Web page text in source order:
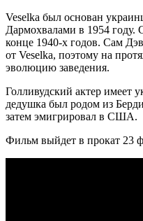
Veselka был основан
Дармохвалами в 1954
конце 1940-х годов. Сам
от Veselka, поэтому на
эволюцию заведения.
Голливудский актер имеет
дедушка был родом из
затем эмигрировал в США.
Фильм выйдет в прокат 23